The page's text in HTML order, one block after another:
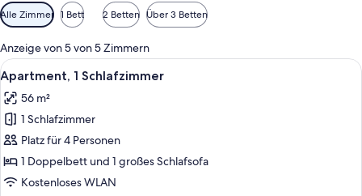
Verfügbare
Filter
für
Zimmer
Alle Zimmer 1 Bett 2 Betten Über 3 Betten
Anzeige von 5 von 5 Zimmern
Alle
Fotos
für
Apartment,
1
Schlafzimmer
anzeigen
Ein Hotelzimmer mit einem großen
8
Apartment, 1 Schlafzimmer
56 m²
1 Schlafzimmer
Platz für 4 Personen
1 Doppelbett und 1 großes Schlafsofa
Kostenloses WLAN